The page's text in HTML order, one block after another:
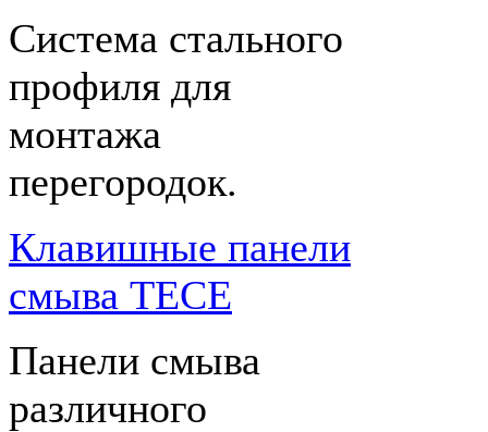
Система стального
профиля для
монтажа
перегородок.
Клавишные панели
смыва TECE
Панели смыва
различного